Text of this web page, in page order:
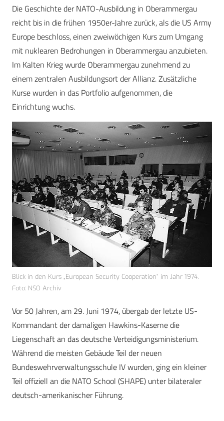
Die Geschichte der NATO-Ausbildung in Oberammergau
reicht bis in die frühen 1950er-Jahre zurück, als die US Army
Europe beschloss, einen zweiwöchigen Kurs zum Umgang
mit nuklearen Bedrohungen in Oberammergau anzubieten.
Im Kalten Krieg wurde Oberammergau zunehmend zu
einem zentralen Ausbildungsort der Allianz. Zusätzliche
Kurse wurden in das Portfolio aufgenommen, die
Einrichtung wuchs.
Blick in den Kurs „European Security Cooperation“ im Jahr 1974.
Foto: NSO Archiv
Vor 50 Jahren, am 29. Juni 1974, übergab der letzte US-
Kommandant der damaligen Hawkins-Kaserne die
Liegenschaft an das deutsche Verteidigungsministerium.
Während die meisten Gebäude Teil der neuen
Bundeswehrverwaltungsschule IV wurden, ging ein kleiner
Teil offiziell an die NATO School (SHAPE) unter bilateraler
deutsch-amerikanischer Führung.